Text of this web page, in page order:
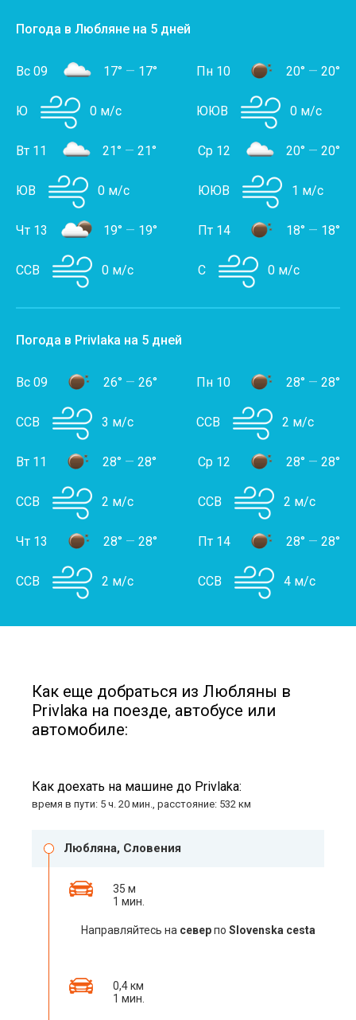
Погода в Любляне на 5 дней
Вс 09 17° — 17°
Ю 0 м/с
Пн 10 20° — 20°
ЮЮВ 0 м/с
Вт 11 21° — 21°
ЮВ 0 м/с
Ср 12 20° — 20°
ЮЮВ 1 м/с
Чт 13 19° — 19°
ССВ 0 м/с
Пт 14 18° — 18°
С 0 м/с
Погода в Privlaka на 5 дней
Вс 09 26° — 26°
ССВ 3 м/с
Пн 10 28° — 28°
ССВ 2 м/с
Вт 11 28° — 28°
ССВ 2 м/с
Ср 12 28° — 28°
ССВ 2 м/с
Чт 13 28° — 28°
ССВ 2 м/с
Пт 14 28° — 28°
ССВ 4 м/с
Как еще добраться из Любляны в
Privlaka на поезде, автобусе или
автомобиле:
Как доехать на машине до Privlaka:
время в пути: 5 ч. 20 мин., расстояние: 532 км
Любляна, Словения
35 м
1 мин.
Направляйтесь на северпо Slovenska cesta
0,4 км
1 мин.